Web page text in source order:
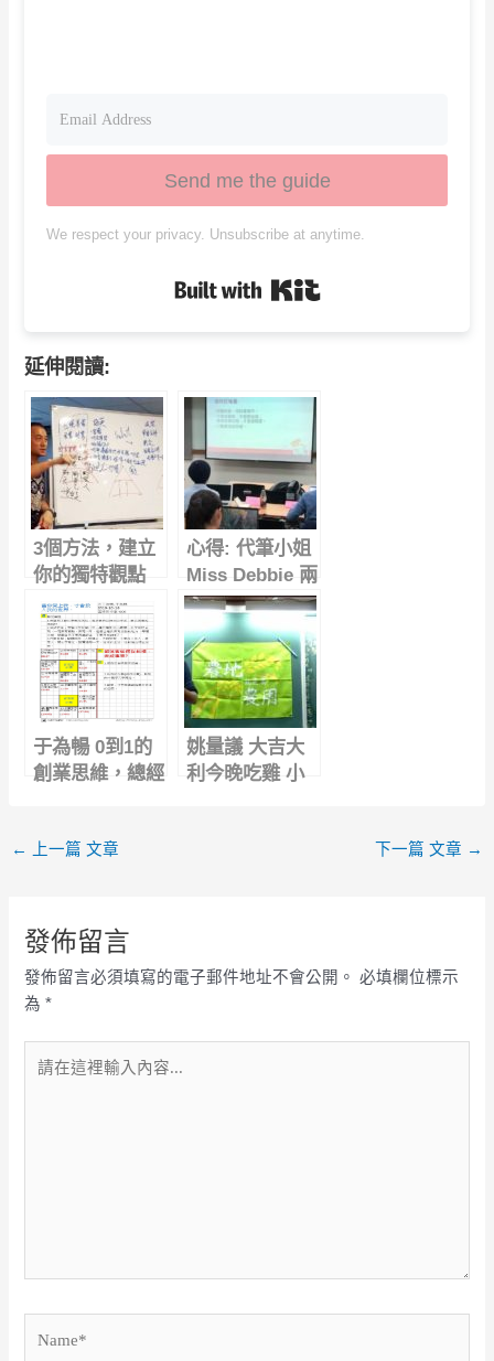
Send me the guide
We respect your privacy. Unsubscribe at anytime.
延伸閱讀:
3個方法，建立
你的獨特觀點
心得: 代筆小姐
Miss Debbie 兩
小時寫出你的品
牌故事
于為暢 0到1的
創業思維，總經
姚量議 大吉大
利今晚吃雞 小
← 上一篇 文章 下一篇 文章 →
發佈留言
發佈留言必須填寫的電子郵件地址不會公開。 必填欄位標示
為*
在